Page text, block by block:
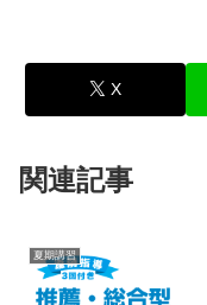
X
関連記事
夏期講習